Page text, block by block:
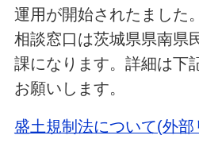
運用が開始されたました
相談窓口は茨城県県南県
課になります。詳細は下
お願いします。
盛土規制法について(外部